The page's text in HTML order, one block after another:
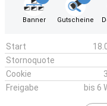
Banner Gutscheine
Start
Stornoquote
Cookie
Freigabe
bis 6